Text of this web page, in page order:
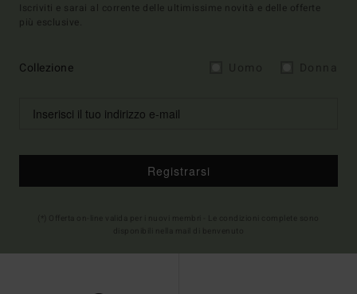
Iscriviti e sarai al corrente delle ultimissime novità e delle offerte
più esclusive.
Collezione
Registrarsi